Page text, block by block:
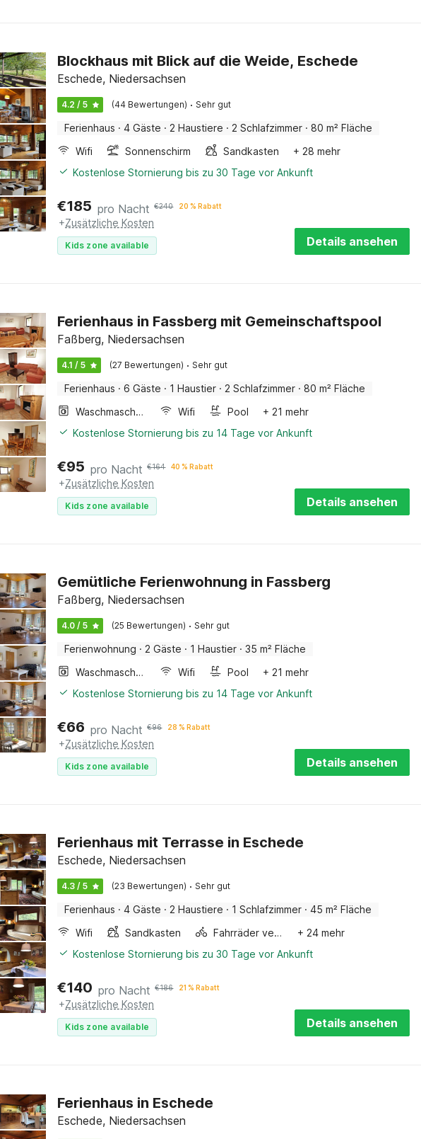
Blockhaus mit Blick auf die Weide, Eschede
Eschede, Niedersachsen
4.2 / 5 (44 Bewertungen) · Sehr gut
Ferienhaus · 4 Gäste · 2 Haustiere · 2 Schlafzimmer · 80 m² Fläche
Wifi
Sonnenschirm Sandkasten
+ 28 mehr
Kostenlose Stornierung bis zu 30 Tage vor Ankunft
€185 pro Nacht €240 20 % Rabatt
+Zusätzliche Kosten
Kids zone available Details ansehen
Ferienhaus in Fassberg mit Gemeinschaftspool
Faßberg, Niedersachsen
4.1 / 5 (27 Bewertungen) · Sehr gut
Ferienhaus · 6 Gäste · 1 Haustier · 2 Schlafzimmer · 80 m² Fläche
Waschmaschine
Wifi Pool
+ 21 mehr
Kostenlose Stornierung bis zu 14 Tage vor Ankunft
€95 pro Nacht €164 40 % Rabatt
+Zusätzliche Kosten
Kids zone available Details ansehen
Gemütliche Ferienwohnung in Fassberg
Faßberg, Niedersachsen
4.0 / 5 (25 Bewertungen) · Sehr gut
Ferienwohnung · 2 Gäste · 1 Haustier · 35 m² Fläche
Waschmaschine
Wifi Pool
+ 21 mehr
Kostenlose Stornierung bis zu 14 Tage vor Ankunft
€66 pro Nacht €96 28 % Rabatt
+Zusätzliche Kosten
Kids zone available Details ansehen
Ferienhaus mit Terrasse in Eschede
Eschede, Niedersachsen
4.3 / 5 (23 Bewertungen) · Sehr gut
Ferienhaus · 4 Gäste · 2 Haustiere · 1 Schlafzimmer · 45 m² Fläche
Wifi
Sandkasten Fahrräder verfügbar
+ 24 mehr
Kostenlose Stornierung bis zu 30 Tage vor Ankunft
€140 pro Nacht €186 21 % Rabatt
+Zusätzliche Kosten
Kids zone available Details ansehen
Ferienhaus in Eschede
Eschede, Niedersachsen